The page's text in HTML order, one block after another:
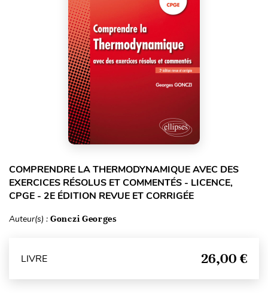
COMPRENDRE LA THERMODYNAMIQUE AVEC DES
EXERCICES RÉSOLUS ET COMMENTÉS - LICENCE,
CPGE - 2E ÉDITION REVUE ET CORRIGÉE
Auteur(s) : Gonczi Georges
LIVRE 26,00 €